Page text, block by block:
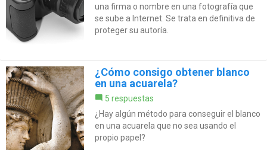
una firma o nombre en una fotografía que
se sube a Internet. Se trata en definitiva de
proteger su autoría.
¿Cómo consigo obtener blanco
en una acuarela?
5 respuestas
¿Hay algún método para conseguir el blanco
en una acuarela que no sea usando el
propio papel?